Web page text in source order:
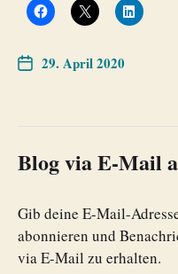
29. April 2020
Blog via E-Mail
Gib deine E-Mail-
abonnieren und
via E-Mail zu erhalten.